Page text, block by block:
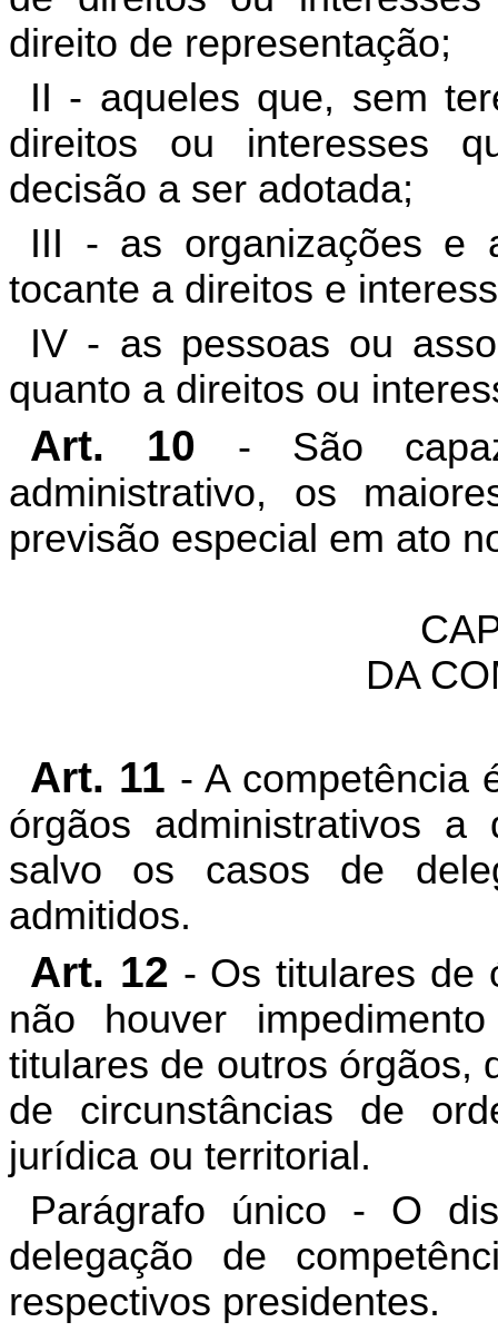
direito de representação;
II - aqueles que, sem
direitos ou interesses
decisão a ser adotada;
III - as organizações e
tocante a direitos e
IV - as pessoas ou
quanto a direitos ou
Art. 10 - São
administrativo, os
previsão especial em ato
DA
Art. 11 - A competência
órgãos administrativos
salvo os casos de
admitidos.
Art. 12 - Os titulares de
não houver
titulares de outros órgãos,
de circunstâncias de
jurídica ou territorial.
Parágrafo único - O
delegação de
respectivos presidentes.